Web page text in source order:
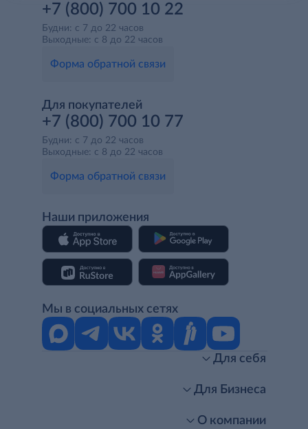
+7 (800) 700 10 22
Будни: с 7 до 22 часов
Выходные: с 8 до 22 часов
Форма обратной связи
Для покупателей
+7 (800) 700 10 77
Будни: с 7 до 22 часов
Выходные: с 8 до 22 часов
Форма обратной связи
Наши приложения
Мы в социальных сетях
Для себя
Стань клиентом METRO
Для Бизнеса
О компании